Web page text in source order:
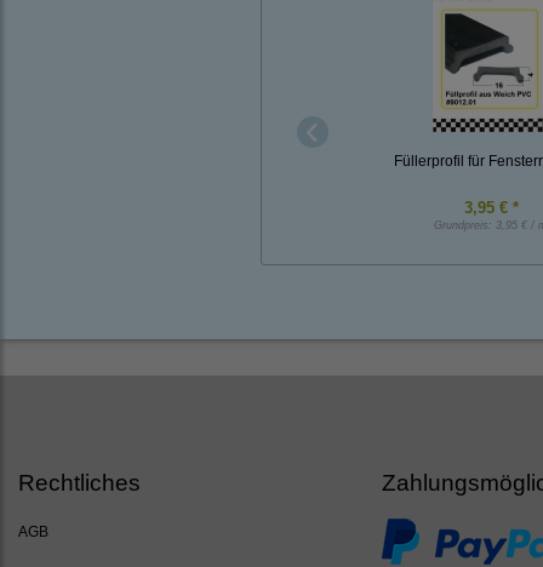
Füllerprofil für
3,95 € *
Grundpreis: 3,95 € /
Rechtliches
AGB